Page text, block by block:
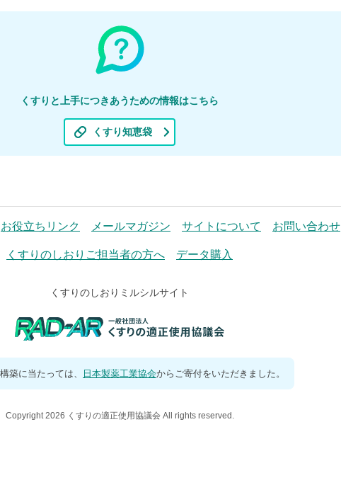
くすりと上手につきあうための情報はこちら
くすり知恵袋
お役立ちリンク メールマガジン サイトについて お問い合わせ
くすりのしおりご担当者の方へ データ購入
くすりのしおりミルシルサイト
築に当たっては、 日本製薬工業協会からご寄付をいただきました。
Copyright 2026 くすりの適正使用協議会 All rights reserved.